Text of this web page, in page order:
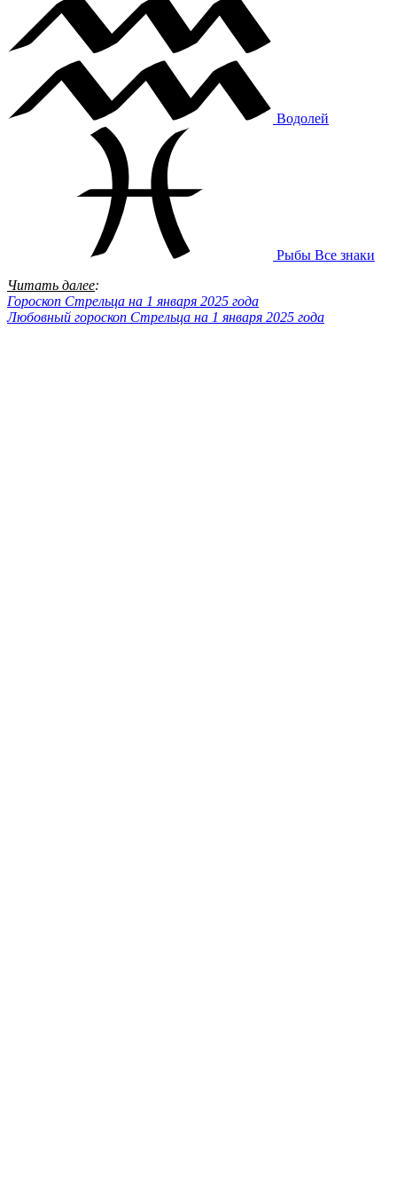
Водолей
Рыбы Все знаки
Читать далее:
Гороскоп Стрельца на 1 января 2025 года
Любовный гороскоп Стрельца на 1 января 2025 года